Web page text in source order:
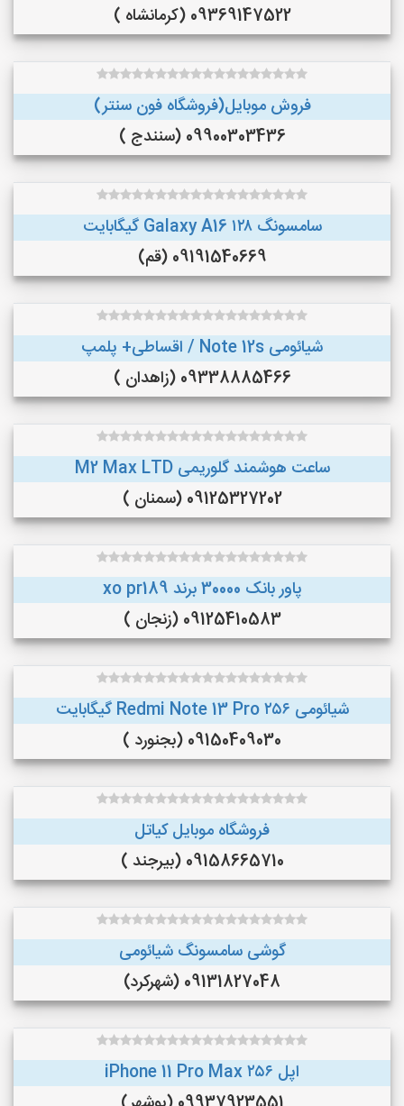
09369147522 (کرمانشاه )
فروش موبایل(فروشگاه فون سنتر)
09900303436 (سنندج )
سامسونگ Galaxy A16 ۱۲۸ گیگابایت
09191540669 (قم)
شیائومی Note 12s / اقساطی+ پلمپ
09338885466 (زاهدان )
ساعت هوشمند گلوریمی M2 Max LTD
09125327202 (سمنان )
پاور بانک 30000 برند xo pr189
09125410583 (زنجان )
شیائومی Redmi Note 13 Pro ۲۵۶ گیگابایت
09150409030 (بجنورد )
فروشگاه موبایل کیاتل
09158665710 (بیرجند )
گوشی سامسونگ شیائومی
09131827048 (شهرکرد)
اپل iPhone 11 Pro Max ۲۵۶